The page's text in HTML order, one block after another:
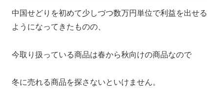
中国せどりを初めて少しづつ数万円単位で利益を出せる
ようになってきたものの、
今取り扱っている商品は春から秋向けの商品なので
冬に売れる商品を探さないといけません。